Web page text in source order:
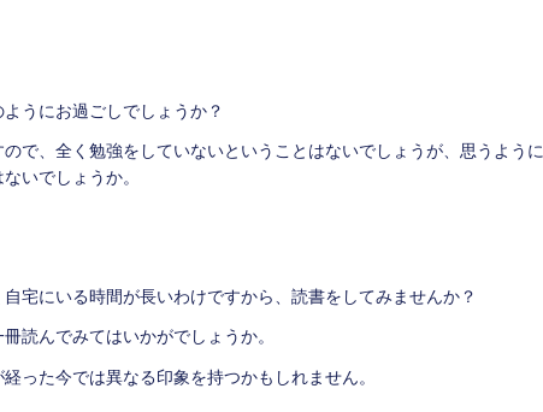
うにお過ごしでしょうか？
で、全く勉強をしていないということはないでしょうが、思うように
いでしょうか。
宅にいる時間が長いわけですから、読書をしてみませんか？
読んでみてはいかがでしょうか。
った今では異なる印象を持つかもしれません。